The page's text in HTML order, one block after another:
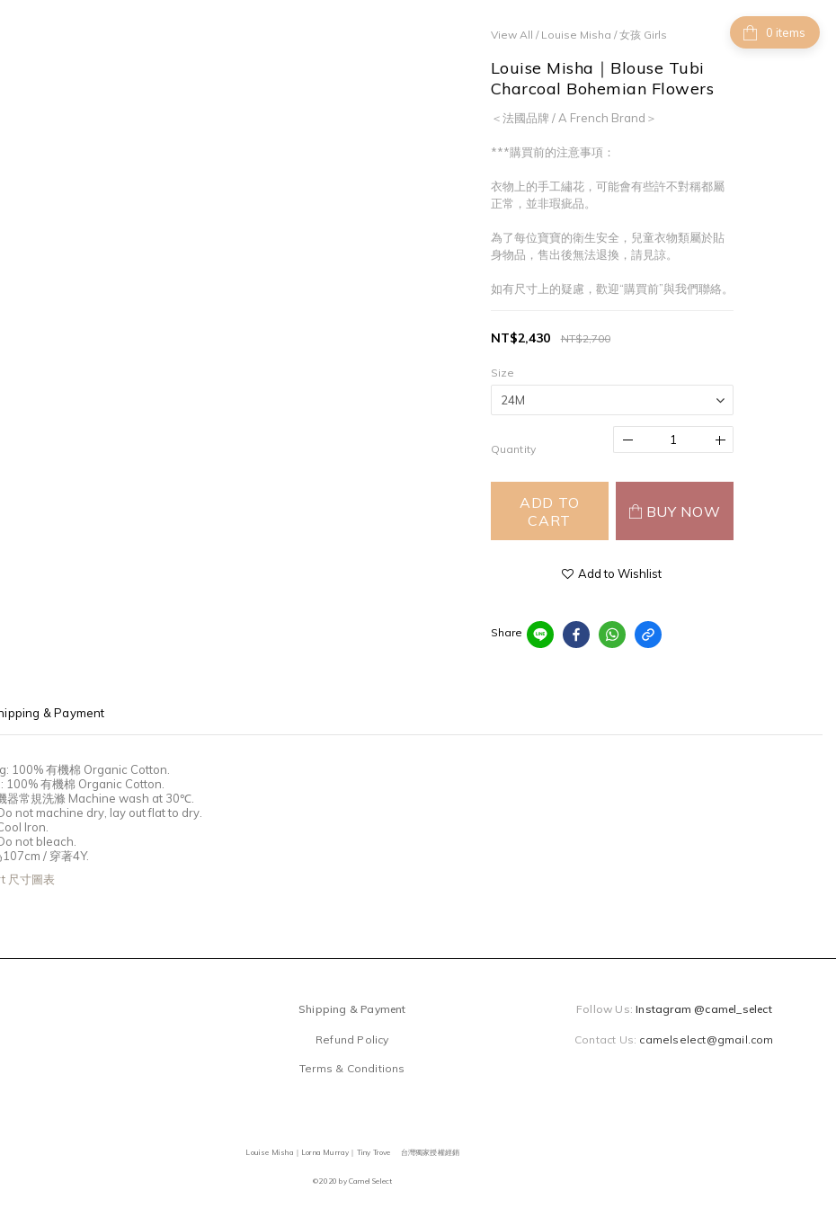
items
View All / Louise Misha /女孩 Girls
Louise Misha｜Blouse Tubi
Charcoal Bohemian Flowers
＜法國品牌 / A French Brand＞
***購買前的注意事項：
衣物上的手工繡花，可能會有些許不對稱都屬
正常，並非瑕疵品。
為了每位寶寶的衛生安全，兒童衣物類屬於貼
身物品，售出後無法退換，請見諒。
如有尺寸上的疑慮，歡迎“購買前”與我們聯絡。
NT$2,700
NT$2,430
Size
Quantity
ADD TO
CART
BUY NOW
Add to Wishlist
Share
& Payment
100%有機棉 Organic Cotton.
100%有機棉 Organic Cotton.
器常規洗滌 Machine wash at 30℃.
not machine dry, lay out flat to dry.
Iron.
not bleach.
107cm / 穿著4Y.
尺寸圖表
Shipping & Payment
Refund Policy
Terms & Conditions
Follow Us:Instagram @camel_select
Contact Us: camelselect@gmail.com
Louise Misha｜Lorna Murray｜Tiny Trove 台灣獨家授權經銷
©2020 by Camel Select